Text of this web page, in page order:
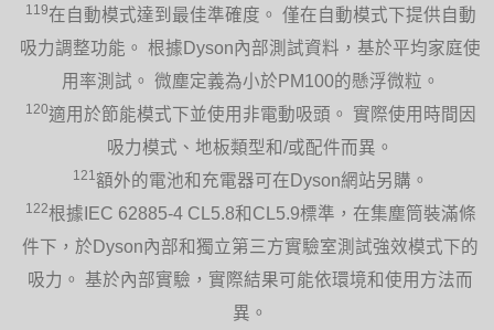
119在自動模式達到最佳準確度。 僅在自動模式下提供自動
吸力調整功能。 根據Dyson內部測試資料，基於平均家庭使
用率測試。 微塵定義為小於PM100的懸浮微粒。
120適用於節能模式下並使用非電動吸頭。 實際使用時間因
吸力模式、地板類型和/或配件而異。
121 額外的電池和充電器可在Dyson網站另購。
122根據IEC 62885-4 CL5.8和CL5.9標準，在集塵筒裝滿條
件下，於Dyson內部和獨立第三方實驗室測試強效模式下的
吸力。 基於內部實驗，實際結果可能依環境和使用方法而
異。